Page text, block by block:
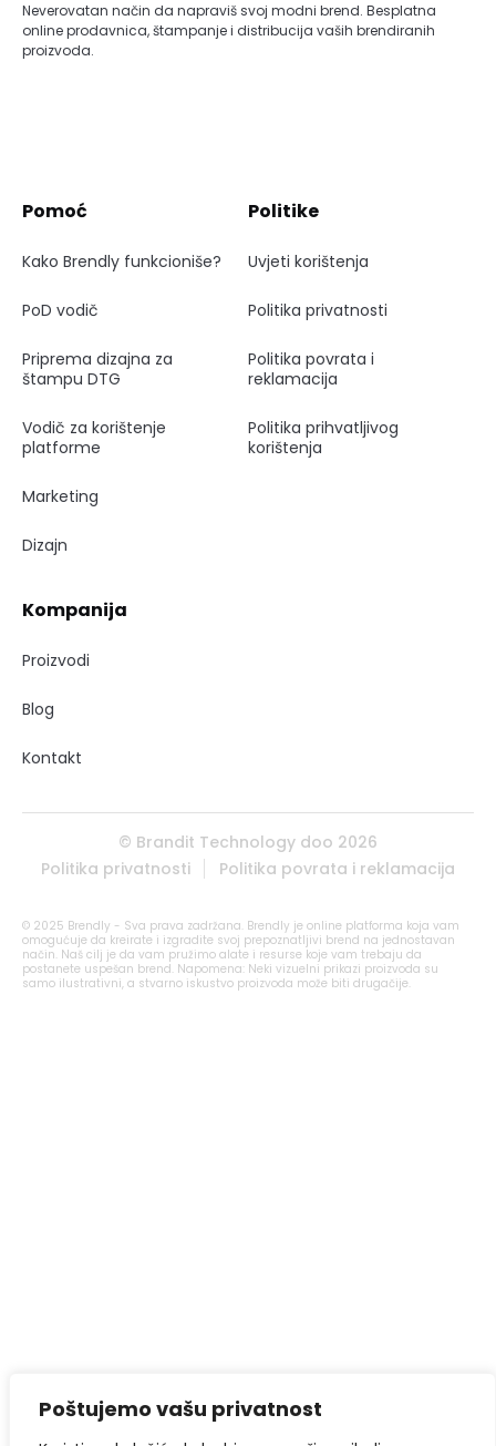
Poštujemo vašu privatnost
Neverovatan način da napraviš svoj modni brend. Besplatna
online prodavnica, štampanje i distribucija vaših brendiranih
proizvoda.
Pomoć
Kako Brendly funkcioniše?
PoD vodič
Priprema dizajna za
štampu DTG
Vodič za korištenje
platforme
Marketing
Dizajn
Politike
Uvjeti korištenja
Politika privatnosti
Politika povrata i
reklamacija
Politika prihvatljivog
korištenja
Kompanija
Proizvodi
Blog
Kontakt
© Brandit Technology doo 2026
Politika privatnosti
Politika povrata i reklamacija
© 2025 Brendly - Sva prava zadržana. Brendly je online platforma koja vam
omogućuje da kreirate i izgradite svoj prepoznatljivi brend na jednostavan
način. Naš cilj je da vam pružimo alate i resurse koje vam trebaju da
postanete uspešan brend. Napomena: Neki vizuelni prikazi proizvoda su
samo ilustrativni, a stvarno iskustvo proizvoda može biti drugačije.